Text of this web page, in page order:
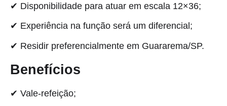
✔ Disponibilidade para atuar em escala 12×36;
✔ Experiência na função será um diferencial;
✔ Residir preferencialmente em Guararema/SP.
Benefícios
✔ Vale-refeição;